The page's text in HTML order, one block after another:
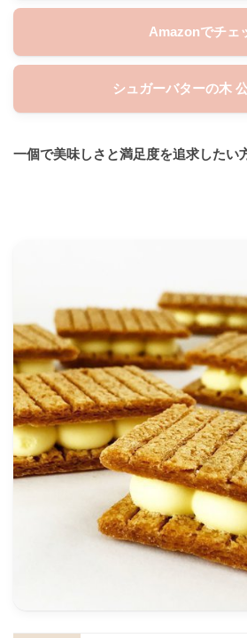
Amazonでチェ
シュガーバターの木
一個で美味しさと満足度を追求したい